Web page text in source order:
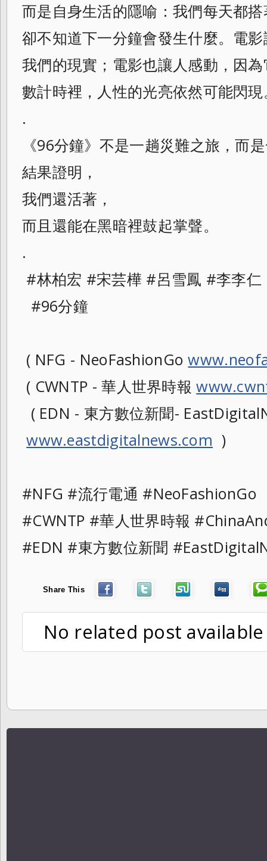
而是自身生活的隱喻：我們每天都
卻不知道下一分鐘會發生什麼。電
我們的現實；電影也讓人感動，因
數計時裡，人性的光亮依然可能閃
.
《96分鐘》不是一趟災難之旅，而
結果證明，
我們還活著，
而且還能在黑暗裡鼓起掌聲。
.
#林柏宏 #宋芸樺 #呂雪鳳 #李李仁
#96分鐘
( NFG - NeoFashionGo
( CWNTP - 華人世界時報
( EDN - 東方數位新聞-
www.eastdigitalnews.com )
#NFG #流行電通
#CWNTP #華人世界時報
#EDN #東方數位新聞
Share This
No related post available